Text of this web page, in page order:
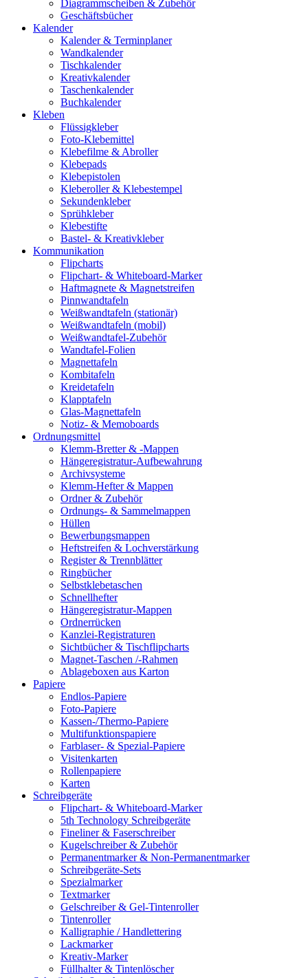
Diagrammscheiben & Zubehör
Geschäftsbücher
Kalender
Kalender & Terminplaner
Wandkalender
Tischkalender
Kreativkalender
Taschenkalender
Buchkalender
Kleben
Flüssigkleber
Foto-Klebemittel
Klebefilme & Abroller
Klebepads
Klebepistolen
Kleberoller & Klebestempel
Sekundenkleber
Sprühkleber
Klebestifte
Bastel- & Kreativkleber
Kommunikation
Flipcharts
Flipchart- & Whiteboard-Marker
Haftmagnete & Magnetstreifen
Pinnwandtafeln
Weißwandtafeln (stationär)
Weißwandtafeln (mobil)
Weißwandtafel-Zubehör
Wandtafel-Folien
Magnettafeln
Kombitafeln
Kreidetafeln
Klapptafeln
Glas-Magnettafeln
Notiz- & Memoboards
Ordnungsmittel
Klemm-Bretter & -Mappen
Hängeregistratur-Aufbewahrung
Archivsysteme
Klemm-Hefter & Mappen
Ordner & Zubehör
Ordnungs- & Sammelmappen
Hüllen
Bewerbungsmappen
Heftstreifen & Lochverstärkung
Register & Trennblätter
Ringbücher
Selbstklebetaschen
Schnellhefter
Hängeregistratur-Mappen
Ordnerrücken
Kanzlei-Registraturen
Sichtbücher & Tischflipcharts
Magnet-Taschen /-Rahmen
Ablageboxen aus Karton
Papiere
Endlos-Papiere
Foto-Papiere
Kassen-/Thermo-Papiere
Multifunktionspapiere
Farblaser- & Spezial-Papiere
Visitenkarten
Rollenpapiere
Karten
Schreibgeräte
Flipchart- & Whiteboard-Marker
5th Technology Schreibgeräte
Fineliner & Faserschreiber
Kugelschreiber & Zubehör
Permanentmarker & Non-Permanentmarker
Schreibgeräte-Sets
Spezialmarker
Textmarker
Gelschreiber & Gel-Tintenroller
Tintenroller
Kalligraphie / Handlettering
Lackmarker
Kreativ-Marker
Füllhalter & Tintenlöscher